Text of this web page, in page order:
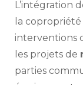
L’intégration
la
interventions
les projets de
parties